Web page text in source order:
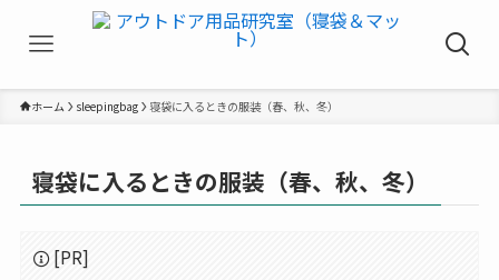
ホーム sleepingbag 寝袋に入るときの服装（春、秋、冬）
寝袋に入るときの服装（春、秋、冬）
[PR]